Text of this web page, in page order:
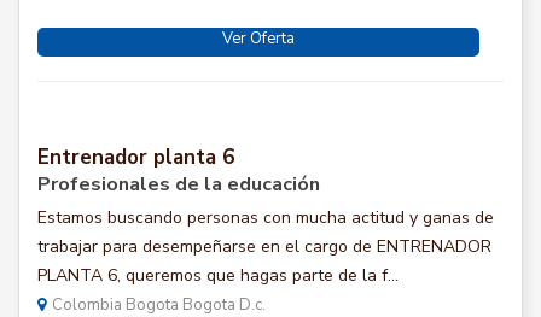
Ver Oferta
Entrenador planta 6
Profesionales de la educación
Estamos buscando personas con mucha actitud y ganas de
trabajar para desempeñarse en el cargo de ENTRENADOR
PLANTA 6, queremos que hagas parte de la f...
Colombia Bogota Bogota D.c.